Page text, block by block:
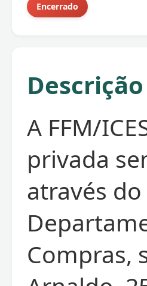
Encerrado
Descrição
A FFM/
privada
através do
Compras,